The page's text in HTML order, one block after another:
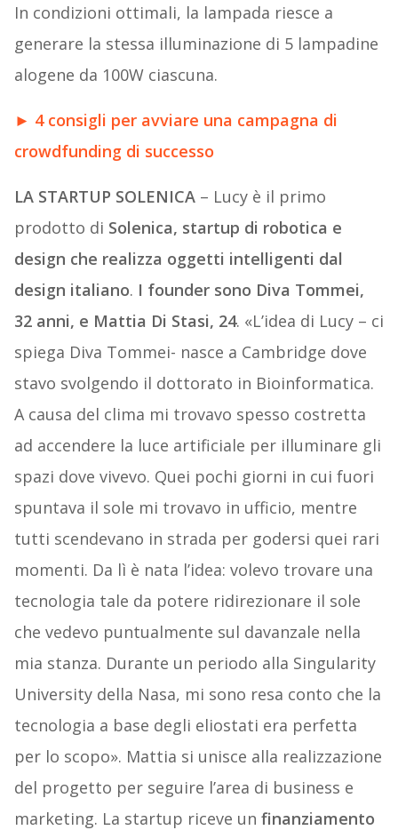
In condizioni ottimali, la lampada riesce a
generare la stessa illuminazione di 5 lampadine
alogene da 100W ciascuna.
► 4 consigli per avviare una campagna di
crowdfunding di successo
LA STARTUP SOLENICA – Lucy è il primo
prodotto di Solenica, startup di robotica e
design che realizza oggetti intelligenti dal
design italiano. I founder sono Diva Tommei,
32 anni, e Mattia Di Stasi, 24. «L’idea di Lucy – ci
spiega Diva Tommei- nasce a Cambridge dove
stavo svolgendo il dottorato in Bioinformatica.
A causa del clima mi trovavo spesso costretta
ad accendere la luce artificiale per illuminare gli
spazi dove vivevo. Quei pochi giorni in cui fuori
spuntava il sole mi trovavo in ufficio, mentre
tutti scendevano in strada per godersi quei rari
momenti. Da lì è nata l’idea: volevo trovare una
tecnologia tale da potere ridirezionare il sole
che vedevo puntualmente sul davanzale nella
mia stanza. Durante un periodo alla Singularity
University della Nasa, mi sono resa conto che la
tecnologia a base degli eliostati era perfetta
per lo scopo». Mattia si unisce alla realizzazione
del progetto per seguire l’area di business e
marketing. La startup riceve un finanziamento